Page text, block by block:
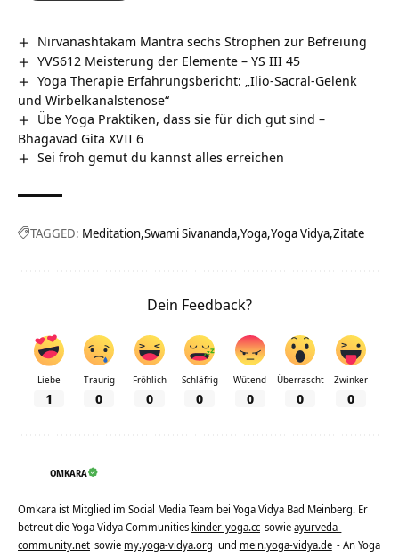
Nirvanashtakam Mantra sechs Strophen zur Befreiung
YVS612 Meisterung der Elemente – YS III 45
Yoga Therapie Erfahrungsbericht: „Ilio-Sacral-Gelenk
und Wirbelkanalstenose“
Übe Yoga Praktiken, dass sie für dich gut sind –
Bhagavad Gita XVII 6
Sei froh gemut du kannst alles erreichen
TAGGED: Meditation Swami Sivananda Yoga Yoga Vidya Zitate
Dein Feedback?
Liebe
1
Traurig
0
Fröhlich
0
Schläfrig
0
Wütend
0
Überrascht
0
Zwinker
0
OMKARA
Omkara ist Mitglied im Social Media Team bei Yoga Vidya Bad Meinberg. Er
betreut die Yoga Vidya Communities kinder-yoga.cc sowieayurveda-
community.net sowie my.yoga-vidya.org und mein.yoga-vidya.de - An Yoga